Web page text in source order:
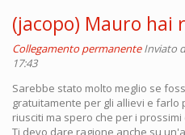
(jacopo) Mauro hai
Collegamento permanente Inviato
17:43
Sarebbe stato molto meglio se
gratuitamente per gli allievi e farlo
riusciti ma spero che per i prossimi
Ti devo dare ragione anche su